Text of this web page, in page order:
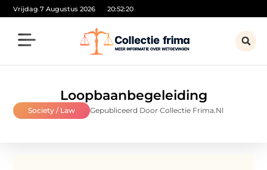
Vrijdag 7 Augustus 2026 20:52:20
Loopbaanbegeleiding
Society / Law Gepubliceerd Door Collectie Frima.nl